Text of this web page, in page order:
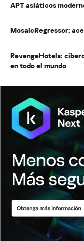
APT asiáticos
MosaicRegressor:
RevengeHotels:
en todo el mundo